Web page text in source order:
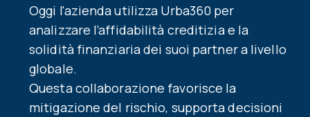
Oggi l'azienda utilizza Urba360 per
analizzare l’affidabilità creditizia e la
solidità finanziaria dei suoi partner a livello
globale.
Questa collaborazione favorisce la
mitigazione del rischio, supporta decisioni